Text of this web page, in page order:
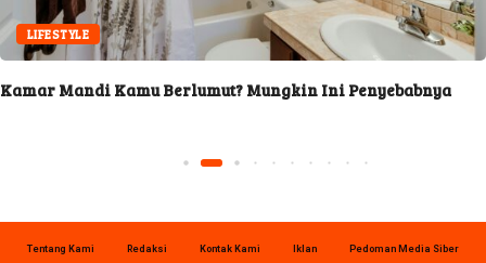
LIFESTYLE
Kamar Mandi Kamu Berlumut? Mungkin Ini Penyebabnya
Tentang Kami Redaksi Kontak Kami Iklan Pedoman Media Siber